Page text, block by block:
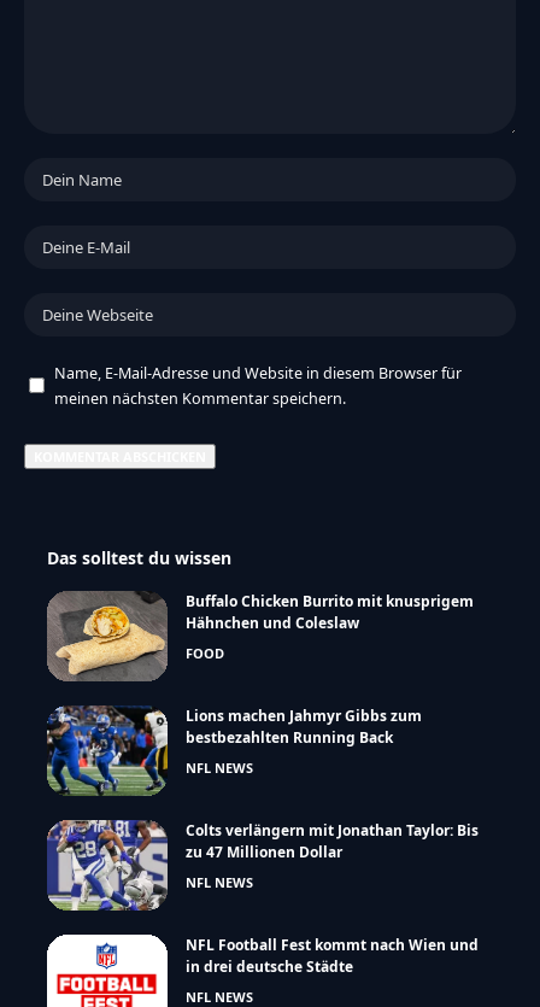
Name, E-Mail-Adresse und Website in diesem Browser für
meinen nächsten Kommentar speichern.
Das solltest du wissen
Buffalo Chicken Burrito mit knusprigem
Hähnchen und Coleslaw
FOOD
Lions machen Jahmyr Gibbs zum
bestbezahlten Running Back
NFL NEWS
Colts verlängern mit Jonathan Taylor: Bis
zu 47 Millionen Dollar
NFL NEWS
NFL Football Fest kommt nach Wien und
in drei deutsche Städte
NFL NEWS